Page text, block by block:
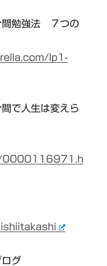
間勉強法 ７つの
lp1-
で人生は変えら
0000116971.h
グ